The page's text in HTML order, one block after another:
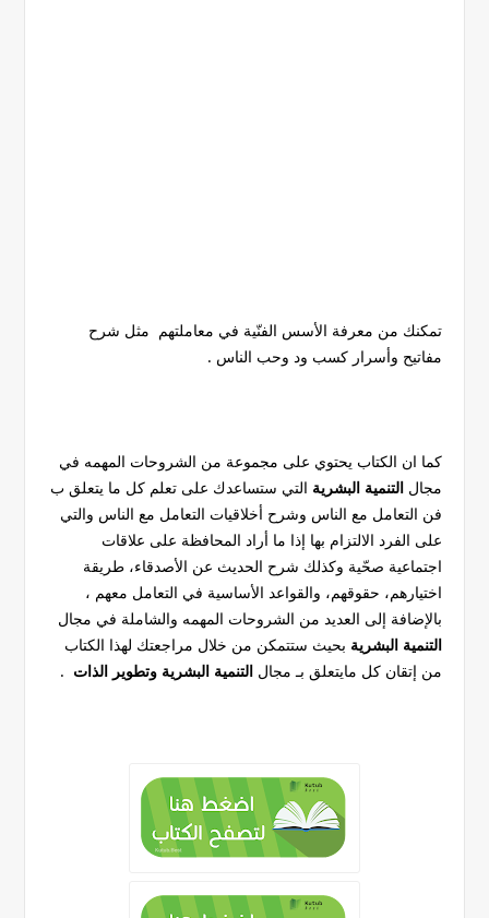
تمكنك من معرفة الأسس الفنّية في معاملتهم مثل شرح
مفاتيح وأسرار كسب ود وحب الناس .
كما ان الكتاب يحتوي على مجموعة من الشروحات المهمه في
مجالالتنمية البشرية التي ستساعدك على تعلم كل ما يتعلق ب
فن التعامل مع الناس وشرح أخلاقيات التعامل مع الناس والتي
على الفرد الالتزام بها إذا ما أراد المحافظة على علاقات
اجتماعية صحّية وكذلك شرح الحديث عن الأصدقاء، طريقة
اختيارهم، حقوقهم، والقواعد الأساسية في التعامل معهم ،
بالإضافة إلى العديد من الشروحات المهمه والشاملة في مجال
التنمية البشرية بحيث ستتمكن من خلال مراجعتك لهذا الكتاب
من إتقان كل مايتعلق بـ مجالالتنمية البشرية وتطوير الذات .